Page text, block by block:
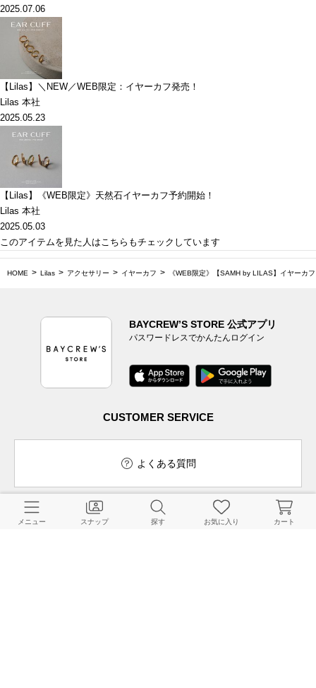
2025.07.06
【Lilas】＼NEW／WEB限定：イヤーカフ発売！
Lilas 本社
2025.05.23
【Lilas】《WEB限定》天然石イヤーカフ予約開始！
Lilas 本社
2025.05.03
このアイテムを見た人はこちらもチェックしています
HOME Lilas アクセサリー イヤーカフ 《WEB限定》【SAMH by LILAS】イヤーカ
BAYCREW’S STORE 公式アプリ
パスワードレスでかんたんログイン
CUSTOMER SERVICE
よくある質問
メニュー スナップ 探す お気に入り カート